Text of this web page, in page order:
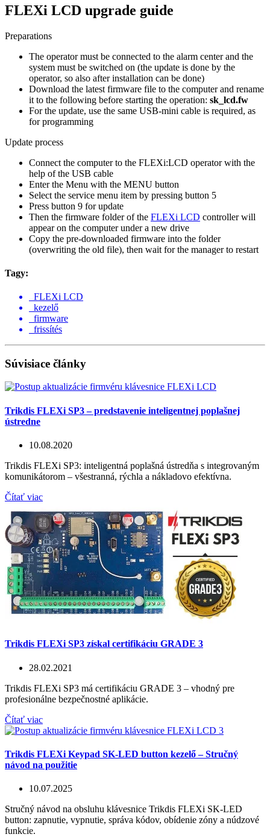
FLEXi LCD upgrade guide
Preparations
The operator must be connected to the alarm center and the
system must be switched on (the update is done by the
operator, so also after installation can be done)
Download the latest firmware file to the computer and rename
it to the following before starting the operation: sk_lcd.fw
For the update, use the same USB-mini cable is required, as
for programming
Update process
Connect the computer to the FLEXi:LCD operator with the
help of the USB cable
Enter the Menu with the MENU button
Select the service menu item by pressing button 5
Press button 9 for update
Then the firmware folder of the FLEXi LCD controller will
appear on the computer under a new drive
Copy the pre-downloaded firmware into the folder
(overwriting the old file), then wait for the manager to restart
Tagy:
FLEXi LCD
kezelő
firmware
frissítés
Súvisiace články
Trikdis FLEXi SP3 – predstavenie inteligentnej poplašnej
ústredne
10.08.2020
Trikdis FLEXi SP3: inteligentná poplašná ústredňa s integrovaným
komunikátorom – všestranná, rýchla a nákladovo efektívna.
Čítať viac
Trikdis FLEXi SP3 získal certifikáciu GRADE 3
28.02.2021
Trikdis FLEXi SP3 má certifikáciu GRADE 3 – vhodný pre
profesionálne bezpečnostné aplikácie.
Čítať viac
Trikdis FLEXi Keypad SK-LED button kezelő – Stručný
návod na použitie
10.07.2025
Stručný návod na obsluhu klávesnice Trikdis FLEXi SK-LED
button: zapnutie, vypnutie, správa kódov, obídenie zóny a núdzové
funkcie.